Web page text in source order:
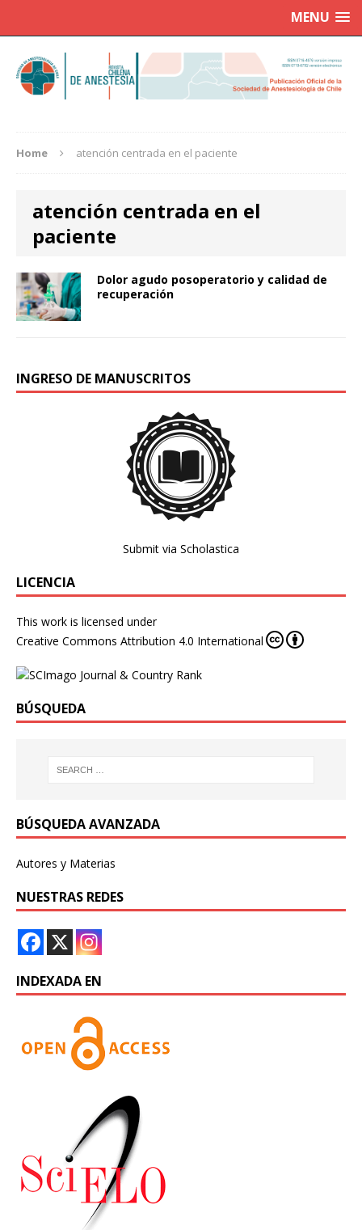
MENU
Home atención centrada en el paciente
atención centrada en el
paciente
Dolor agudo posoperatorio y calidad de
recuperación
INGRESO DE MANUSCRITOS
Submit via Scholastica
LICENCIA
This work is licensed under
Creative Commons Attribution 4.0 International
BÚSQUEDA
BÚSQUEDA AVANZADA
Autores y Materias
NUESTRAS REDES
INDEXADA EN